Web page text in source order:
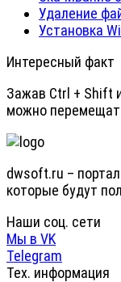
Удаление
Установка
Интересный факт
Зажав Ctrl + Shift
можно
dwsoft.ru –
которые будут
Наши соц. сети
Мы в VK
Telegram
Тех. информация